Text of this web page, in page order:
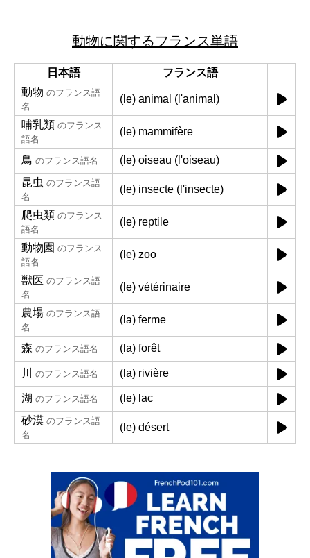
動物に関するフランス単語
日本語
フランス語
動物 のフランス語
名
(le) animal (l'animal)
哺乳類 のフランス
語名
(le) mammifère
鳥 のフランス語名
(le) oiseau (l'oiseau)
昆虫 のフランス語
名
(le) insecte (l'insecte)
爬虫類 のフランス
語名
(le) reptile
動物園 のフランス
語名
(le) zoo
獣医 のフランス語
名
(le) vétérinaire
農場 のフランス語
名
(la) ferme
森 のフランス語名 (la) forêt
川 のフランス語名 (la) rivière
湖 のフランス語名
(le) lac
砂漠 のフランス語
名
(le) désert